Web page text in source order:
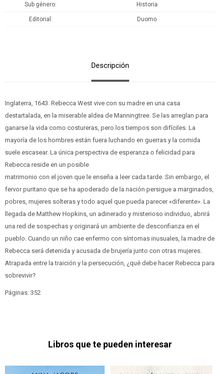
Sub género Historia
Editorial Duomo
Descripción
Inglaterra, 1643. Rebecca West vive con su madre en una casa
destartalada, en la miserable aldea de Manningtree. Se las arreglan para
ganarse la vida como costureras, pero los tiempos son difíciles. La
mayoría de los hombres están fuera luchando en guerras y la comida
suele escasear. La única perspectiva de esperanza o felicidad para
Rebecca reside en un posible
matrimonio con el joven que le enseña a leer cada tarde. Sin embargo, el
fervor puritano que se ha apoderado de la nación persigue a marginados,
pobres, mujeres solteras y todo aquel que pueda parecer «diferente». La
llegada de Matthew Hopkins, un adinerado y misterioso individuo, abrirá
una red de sospechas y originará un ambiente de desconfianza en el
pueblo. Cuando un niño cae enfermo con síntomas inusuales, la madre de
Rebecca será detenida y acusada de brujería junto con otras mujeres.
Atrapada entre la traición y la persecución, ¿qué debe hacer Rebecca para
sobrevivir?
Páginas: 352
Libros que te pueden interesar